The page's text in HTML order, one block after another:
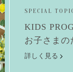
SPECIAL
KIDS
お子さまの
詳しく見る